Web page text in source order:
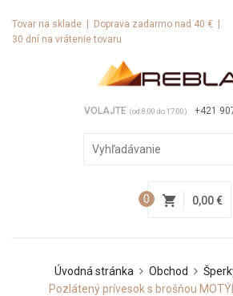
Tovar na sklade | Doprava zadarmo nad 40 € |
30 dní na vrátenie tovaru
VOLAJTE (od 8:00 do 17:00) +421
0,00 €
0
Úvodná stránka Obchod
Pozlátený prívesok s brošňou